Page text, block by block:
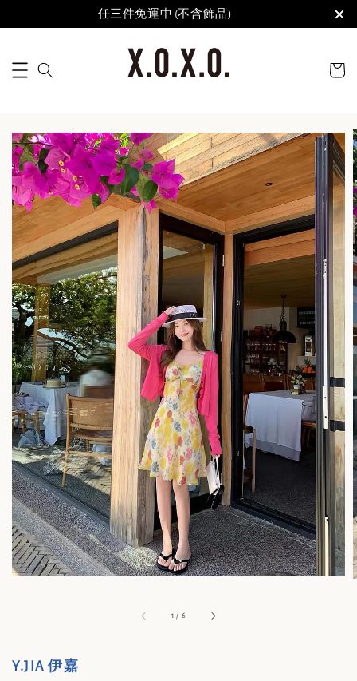
任三件免運中 (不含飾品)
1 / 6
Y.JIA 伊嘉